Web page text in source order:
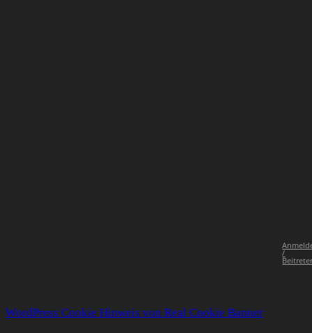
/
WordPress Cookie Hinweis von Real Cookie Banner